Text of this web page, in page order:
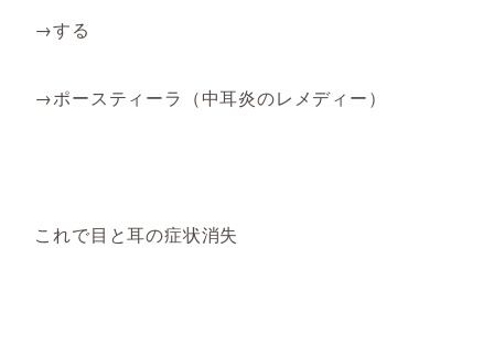
→する
→ポースティーラ（中耳炎のレメディー）
これで目と耳の症状消失